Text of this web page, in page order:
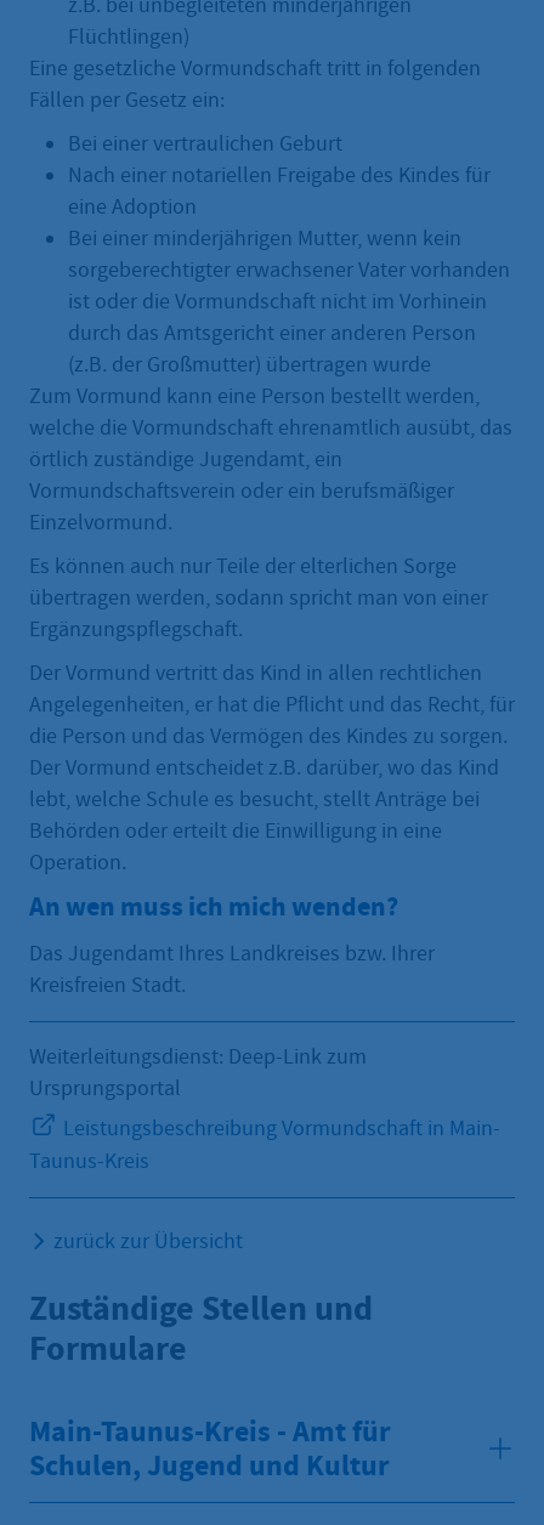
z.B. bei unbegleiteten minderjährigen
Flüchtlingen)
Eine gesetzliche Vormundschaft tritt in folgenden
Fällen per Gesetz ein:
Bei einer vertraulichen Geburt
Nach einer notariellen Freigabe des Kindes für
eine Adoption
Bei einer minderjährigen Mutter, wenn kein
sorgeberechtigter erwachsener Vater vorhanden
ist oder die Vormundschaft nicht im Vorhinein
durch das Amtsgericht einer anderen Person
(z.B. der Großmutter) übertragen wurde
Zum Vormund kann eine Person bestellt werden,
welche die Vormundschaft ehrenamtlich ausübt, das
örtlich zuständige Jugendamt, ein
Vormundschaftsverein oder ein berufsmäßiger
Einzelvormund.
Es können auch nur Teile der elterlichen Sorge
übertragen werden, sodann spricht man von einer
Ergänzungspflegschaft.
Der Vormund vertritt das Kind in allen rechtlichen
Angelegenheiten, er hat die Pflicht und das Recht, für
die Person und das Vermögen des Kindes zu sorgen.
Der Vormund entscheidet z.B. darüber, wo das Kind
lebt, welche Schule es besucht, stellt Anträge bei
Behörden oder erteilt die Einwilligung in eine
Operation.
An wen muss ich mich wenden?
Das Jugendamt Ihres Landkreises bzw. Ihrer
Kreisfreien Stadt.
Weiterleitungsdienst: Deep-Link zum
Ursprungsportal
Leistungsbeschreibung Vormundschaft in Main-
Taunus-Kreis
zurück zur Übersicht
Zuständige Stellen und
Formulare
Main-Taunus-Kreis - Amt für
Schulen, Jugend und Kultur